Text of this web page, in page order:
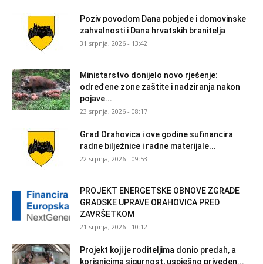
Poziv povodom Dana pobjede i domovinske
zahvalnosti i Dana hrvatskih branitelja
31 srpnja, 2026 - 13:42
Ministarstvo donijelo novo rješenje:
određene zone zaštite i nadziranja nakon
pojave...
23 srpnja, 2026 - 08:17
Grad Orahovica i ove godine sufinancira
radne bilježnice i radne materijale...
22 srpnja, 2026 - 09:53
PROJEKT ENERGETSKE OBNOVE ZGRADE
GRADSKE UPRAVE ORAHOVICA PRED
ZAVRŠETKOM
21 srpnja, 2026 - 10:12
Projekt koji je roditeljima donio predah, a
korisnicima sigurnost, uspješno priveden...